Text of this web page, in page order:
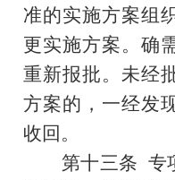
准的实施方案组
更实施方案。确
重新报批。未经
方案的，一经发
收回。
第十三条 专